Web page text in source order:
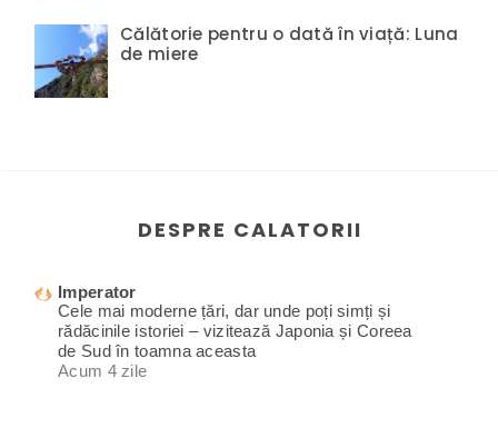
Călătorie pentru o dată în viață: Luna
de miere
DESPRE CALATORII
Imperator
Cele mai moderne țări, dar unde poți simți și
rădăcinile istoriei – vizitează Japonia și Coreea
de Sud în toamna aceasta
Acum 4 zile